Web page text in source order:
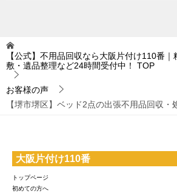
【公式】不用品回収なら大阪片付け110番
敷・遺品整理など24時間受付中！
TOP
お客様の声
【堺市堺区】ベッド2点の出張不用品回収
大阪片付け110番
トップページ
初めての方へ